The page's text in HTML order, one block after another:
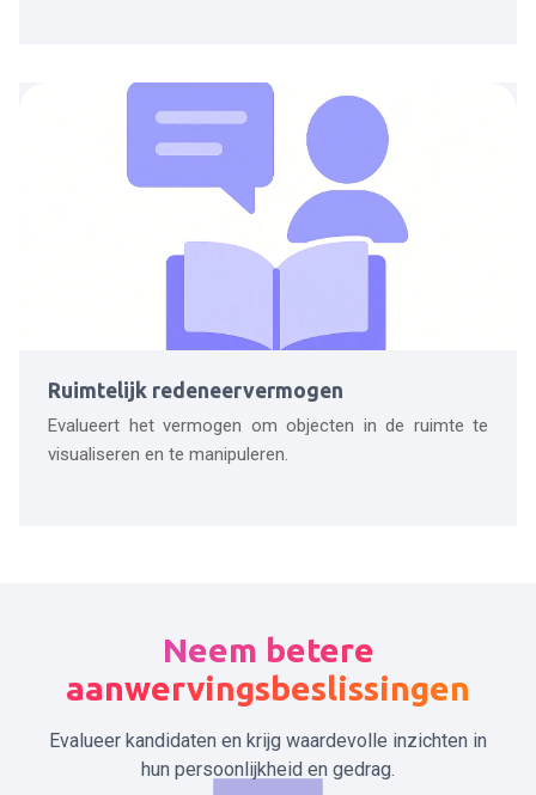
Ruimtelijk redeneervermogen
Evalueert het vermogen om objecten in de ruimte te
visualiseren en te manipuleren.
Neem betere
aanwervingsbeslissingen
Evalueer kandidaten en krijg waardevolle inzichten in
hun persoonlijkheid en gedrag.